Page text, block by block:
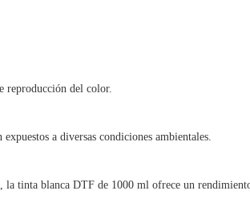
reproducción del color.
a diversas condiciones ambientales.
tinta blanca DTF de 1000 ml ofrece un